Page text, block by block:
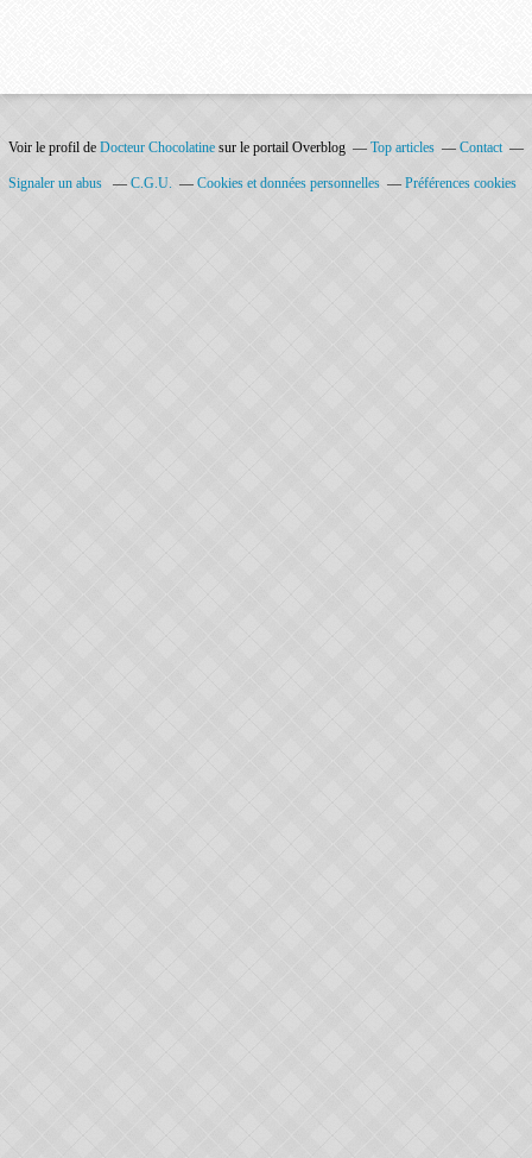
Voir le profil de Docteur Chocolatine sur le portail Overblog Top articles Contact
Signaler un abus C.G.U. Cookies et données personnelles Préférences cookies